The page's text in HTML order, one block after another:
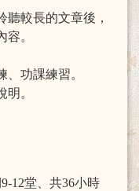
較長的文章後，
。
功課練習。
。
12堂、共36小時